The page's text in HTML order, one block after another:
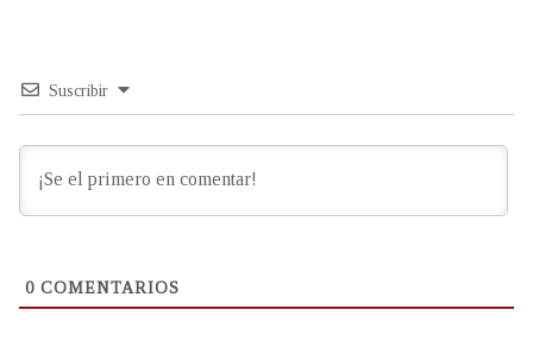
Suscribir
0 COMENTARIOS